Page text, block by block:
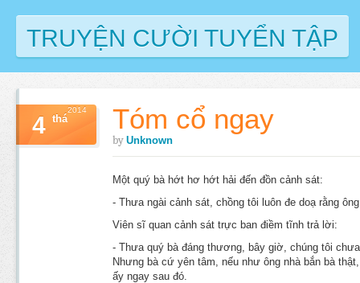
TRUYỆN CƯỜI TUYỂN TẬP
Tóm cổ ngay
by Unknown
4 thá
2014
Một quý bà hớt hơ hớt hải đến đồn cảnh sát:
- Thưa ngài cảnh sát, chồng tôi luôn đe doạ rằng
Viên sĩ quan cảnh sát trực ban điềm tĩnh trả lời:
- Thưa quý bà đáng thương, bây giờ, chúng tôi
Nhưng bà cứ yên tâm, nếu như ông nhà bắn bà
ấy ngay sau đó.